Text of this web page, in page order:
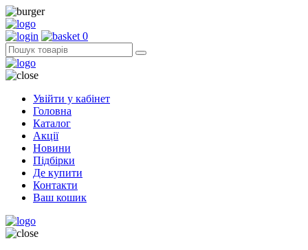
0
Увійти у кабінет
Головна
Каталог
Акції
Новини
Підбірки
Де купити
Контакти
Ваш кошик